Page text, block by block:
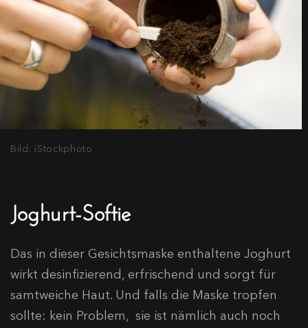
Bild: iStockphoto
Joghurt-Softie
Das in dieser Gesichtsmaske enthaltene Joghurt
wirkt desinfizierend, erfrischend und sorgt für
samtweiche Haut. Und falls die Maske tropfen
sollte: kein Problem, sie ist nämlich auch noch